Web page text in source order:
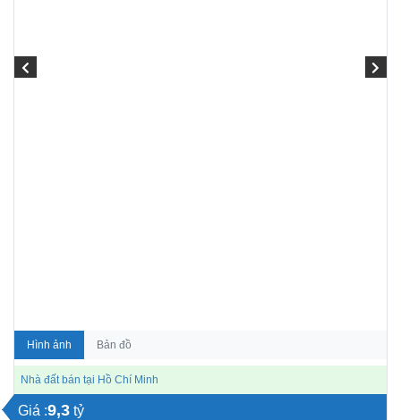
Hình ảnh Bản đồ
Nhà đất bán tại Hồ Chí Minh
Giá :9,3 tỷ